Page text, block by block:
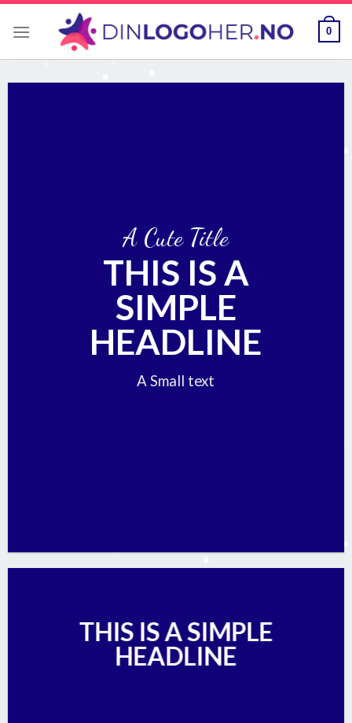
Skip
0
A Cute Title
THIS IS A
SIMPLE
HEADLINE
A Small text
THIS IS A SIMPLE
HEADLINE